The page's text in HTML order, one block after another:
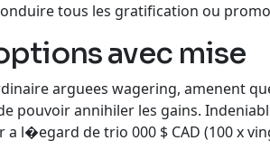
tous les gratification ou
avec mise
arguees wagering, amenent
pouvoir annihiler les gains.
l�egard de trio 000 $ CAD (100 x